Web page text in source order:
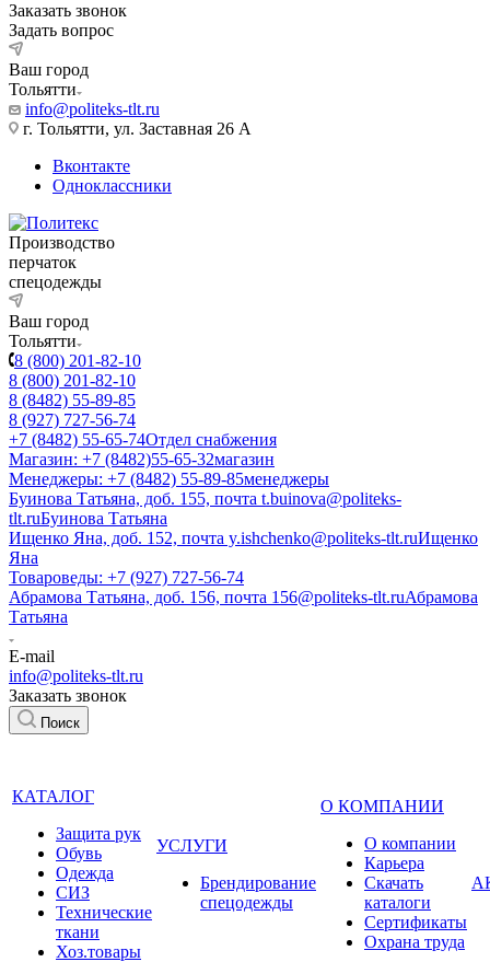
Заказать звонок
Задать вопрос
Ваш город
Тольятти
info@politeks-tlt.ru
г. Тольятти, ул. Заставная 26 А
Вконтакте
Одноклассники
Производство
перчаток
спецодежды
Ваш город
Тольятти
8 (800) 201-82-10
8 (800) 201-82-10
8 (8482) 55-89-85
8 (927) 727-56-74
+7 (8482) 55-65-74Отдел снабжения
Магазин: +7 (8482)55-65-32магазин
Менеджеры: +7 (8482) 55-89-85менеджеры
Буинова Татьяна, доб. 155, почта t.buinova@politeks-
tlt.ruБуинова Татьяна
Ищенко Яна, доб. 152, почта y.ishchenko@politeks-tlt.ruИщенко
Яна
Товароведы: +7 (927) 727-56-74
Абрамова Татьяна, доб. 156, почта 156@politeks-tlt.ruАбрамова
Татьяна
E-mail
info@politeks-tlt.ru
Заказать звонок
Поиск
КАТАЛОГ
Защита рук
Обувь
Одежда
СИЗ
Технические
ткани
Хоз.товары
УСЛУГИ
Брендирование
спецодежды
О КОМПАНИИ
О компании
Карьера
Cкачать
каталоги
Сертификаты
Охрана труда